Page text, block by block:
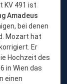
KV 491 ist
Amadeus
bei denen
Mozart hat
Er
Hochzeit des
in Wien das
einen